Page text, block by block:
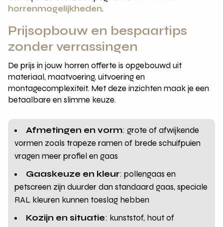
horrenmogelijkheden.
Prijsopbouw en bespaartips
zonder verrassingen
De prijs in jouw horren offerte is opgebouwd uit
materiaal, maatvoering, uitvoering en
montagecomplexiteit. Met deze inzichten maak je een
betaalbare en slimme keuze.
Afmetingen en vorm: grote of afwijkende
vormen zoals trapeze ramen of brede schuifpuien
vragen meer profiel en gaas
Gaaskeuze en kleur: pollengaas en
petscreen zijn duurder dan standaard gaas, speciale
RAL kleuren kunnen toeslag hebben
Kozijn en situatie: kunststof, hout of